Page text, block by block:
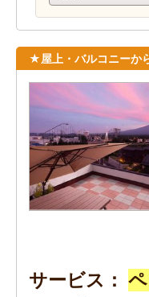
★屋上・バルコニーか
サービス